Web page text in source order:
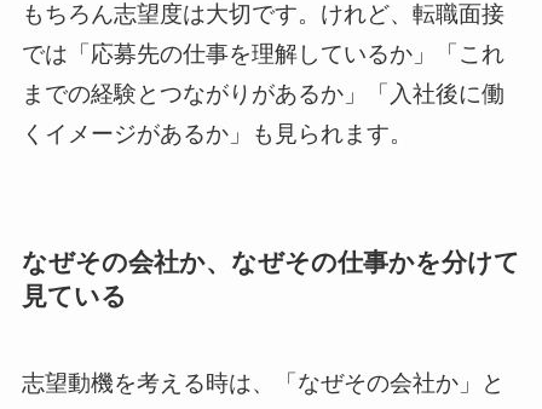
もちろん志望度は大切です。けれど、転職面接
では「応募先の仕事を理解しているか」「これ
までの経験とつながりがあるか」「入社後に働
くイメージがあるか」も見られます。
なぜその会社か、なぜその仕事かを分けて
見ている
志望動機を考える時は、「なぜその会社か」と